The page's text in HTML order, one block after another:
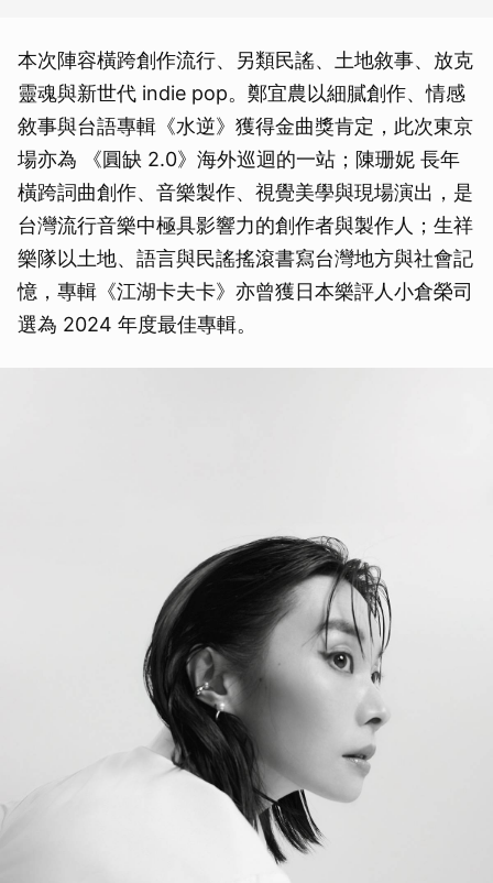
本次陣容橫跨創作流行、另類民謠、土地敘事、放克
靈魂與新世代 indie pop。鄭宜農以細膩創作、情感
敘事與台語專輯《水逆》獲得金曲獎肯定，此次東京
場亦為 《圓缺 2.0》海外巡迴的一站；陳珊妮 長年
橫跨詞曲創作、音樂製作、視覺美學與現場演出，是
台灣流行音樂中極具影響力的創作者與製作人；生祥
樂隊以土地、語言與民謠搖滾書寫台灣地方與社會記
憶，專輯《江湖卡夫卡》亦曾獲日本樂評人小倉榮司
選為 2024 年度最佳專輯。